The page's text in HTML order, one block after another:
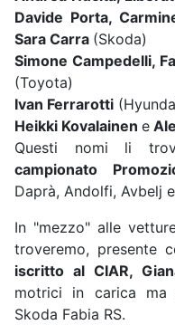
Davide Porta,
Sara Carra (Skoda)
Simone Campedelli,
(Toyota)
Ivan Ferrarotti
Heikki Kovalainen e
Questi nomi li
campionato
Daprà, Andolfi, Avbelj
In "mezzo" alle
troveremo, presente
iscritto al CIAR,
motrici in carica ma
Skoda Fabia RS.